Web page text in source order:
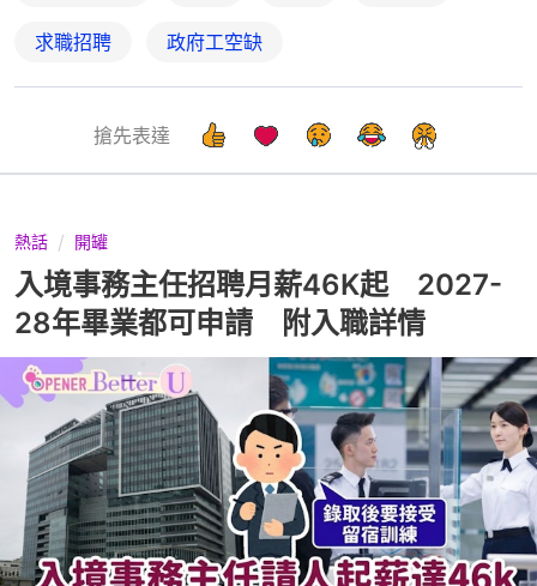
求職招聘 政府工空缺
搶先表達
熱話 開罐
入境事務主任招聘月薪46K起 2027-
28年畢業都可申請 附入職詳情